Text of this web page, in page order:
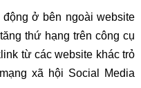
ở bên ngoài website
thứ hạng trên công cụ
từ các website khác trỏ
xã hội Social Media